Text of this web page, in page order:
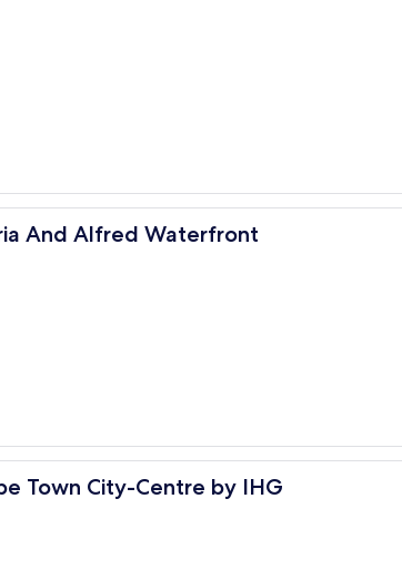
And Alfred Waterfront
Alfred Waterfront
Town City-Centre by IHG
City-Centre by IHG